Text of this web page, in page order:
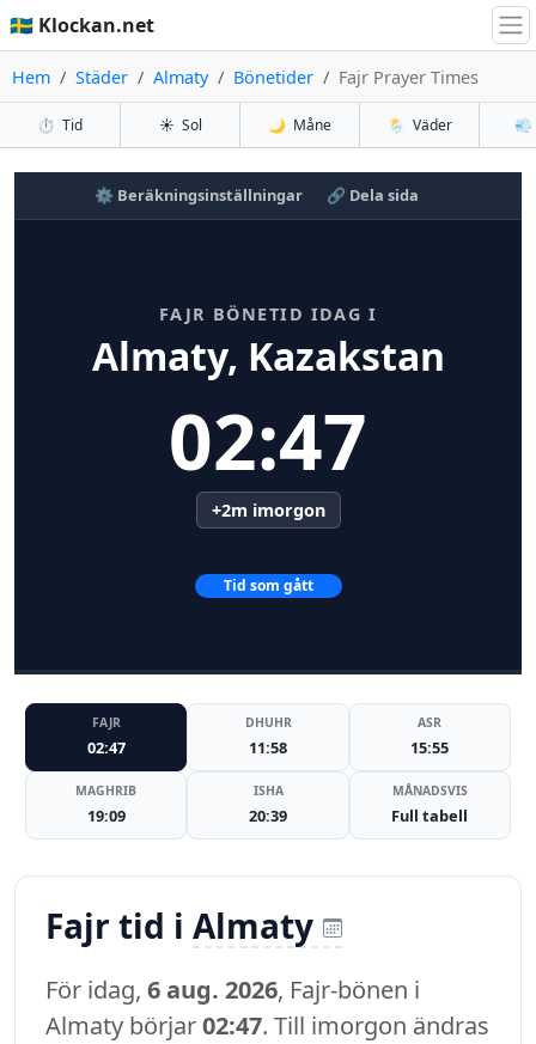
🇸🇪 Klockan.net
Hem Städer Almaty Bönetider Fajr Prayer Times
⏱️ Tid ☀️ Sol 🌙 Måne 🌦️ Väder 💨
⚙️ Beräkningsinställningar 🔗 Dela sida
FAJR BÖNETID IDAG I
Almaty, Kazakstan
02:47
+2m imorgon
Tid som gått
FAJR
02:47
DHUHR
11:58
ASR
15:55
MAGHRIB
19:09
ISHA
20:39
MÅNADSVIS
Full tabell
Fajr tid i Almaty
För idag, 6 aug. 2026, Fajr-bönen i
Almaty börjar02:47. Till imorgon ändras